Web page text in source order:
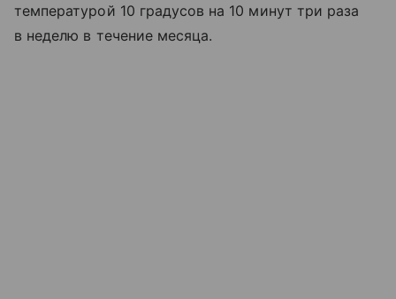
температурой 10 градусов на 10 минут три раза
в неделю в течение месяца.